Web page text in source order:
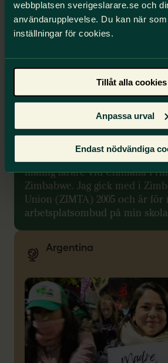
webbplatsen sverigeslarare.se och
användarupplevelse. Du kan när
inställningar för cookies.
Tillåt alla cookies
Anpassa urval
Endast nödvändiga
Ndionei Loveridge
Mitt namn är Ndionei
manlig lärare vid Chimana
Zimbabwe. Jag gick med i
Union (ZIMTA) 2005 och är för
arbetsplatsombud på min
Argentina